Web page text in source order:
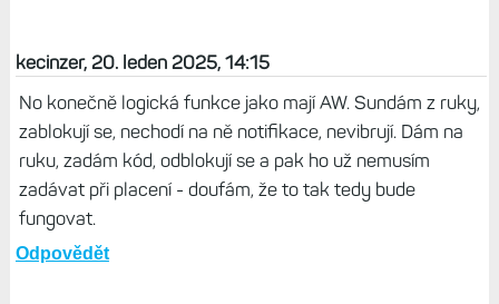
kecinzer, 20. leden 2025, 14:15
No konečně logická funkce jako mají AW. Sundám z ruky,
zablokují se, nechodí na ně notifikace, nevibrují. Dám na
ruku, zadám kód, odblokují se a pak ho už nemusím
zadávat při placení - doufám, že to tak tedy bude
fungovat.
Odpovědět